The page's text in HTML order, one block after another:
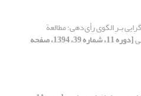
بـر الگوی رأی‌دهی؛ مطالعة
[دوره 11، شماره 39، 1394، صفحه